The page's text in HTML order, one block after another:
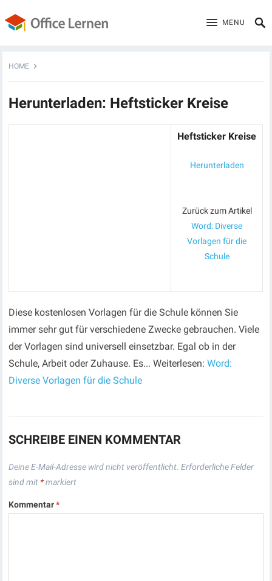
MENU
HOME
Herunterladen: Heftsticker Kreise
Heftsticker Kreise
Herunterladen
Zurück zum Artikel
Word: Diverse
Vorlagen für die
Schule
Diese kostenlosen Vorlagen für die Schule können Sie
immer sehr gut für verschiedene Zwecke gebrauchen. Viele
der Vorlagen sind universell einsetzbar. Egal ob in der
Schule, Arbeit oder Zuhause. Es... Weiterlesen:Word:
Diverse Vorlagen für die Schule
SCHREIBE EINEN KOMMENTAR
Deine E-Mail-Adresse wird nicht veröffentlicht. Erforderliche Felder
sind mit *markiert
Kommentar*